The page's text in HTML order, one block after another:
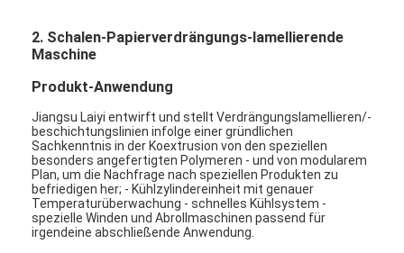
2. Schalen-Papierverdrängungs-lamellierende
Maschine
Produkt-Anwendung
Jiangsu Laiyi entwirft und stellt Verdrängungslamellieren/-
beschichtungslinien infolge einer gründlichen
Sachkenntnis in der Koextrusion von den speziellen
besonders angefertigten Polymeren - und von modularem
Plan, um die Nachfrage nach speziellen Produkten zu
befriedigen her; - Kühlzylindereinheit mit genauer
Temperaturüberwachung - schnelles Kühlsystem -
spezielle Winden und Abrollmaschinen passend für
irgendeine abschließende Anwendung.